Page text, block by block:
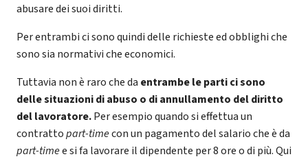
abusare dei suoi diritti.
Per entrambi ci sono quindi delle richieste ed obblighi che
sono sia normativi che economici.
Tuttavia non è raro che da entrambe le parti ci sono
delle situazioni di abuso o di annullamento del diritto
del lavoratore.Per esempio quando si effettua un
contrattopart-timecon un pagamento del salario che è da
part-timee si fa lavorare il dipendente per 8 ore o di più. Qui